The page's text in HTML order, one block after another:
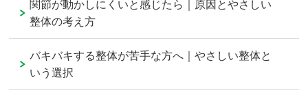
関節が動かしにくいと感じたら｜原因とやさしい
整体の考え方
バキバキする整体が苦手な方へ｜やさしい整体と
いう選択